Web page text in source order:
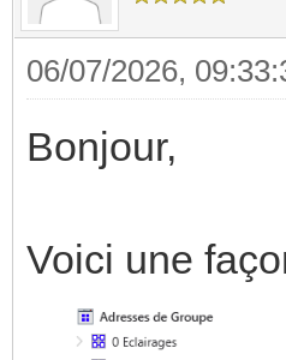
06/07/2026,
Bonjour,
Voici une